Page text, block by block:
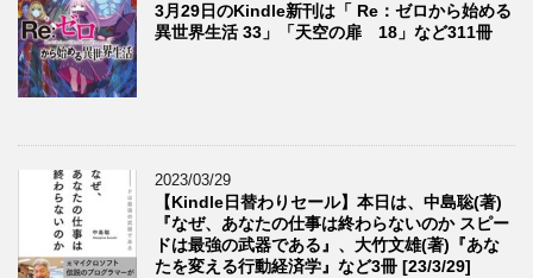
3月29日のKindle新刊は「 Re：ゼロから始める
異世界生活 33」「天空の扉 18」など311冊
2023/03/29
【Kindle日替わりセール】本日は、中島聡(著)
『なぜ、あなたの仕事は終わらないのか スピー
ドは最強の武器である』、大竹文雄(著)『あな
たを変える行動経済学』など3冊 [23/3/29]